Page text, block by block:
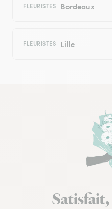
FLEURISTES Bordeaux
FLEURISTES Lille